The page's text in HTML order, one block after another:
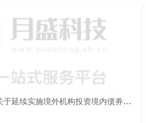
财政部 税务总局关于延续实施境外机构投资境内债券市场企业所得税、增值税政策的公告